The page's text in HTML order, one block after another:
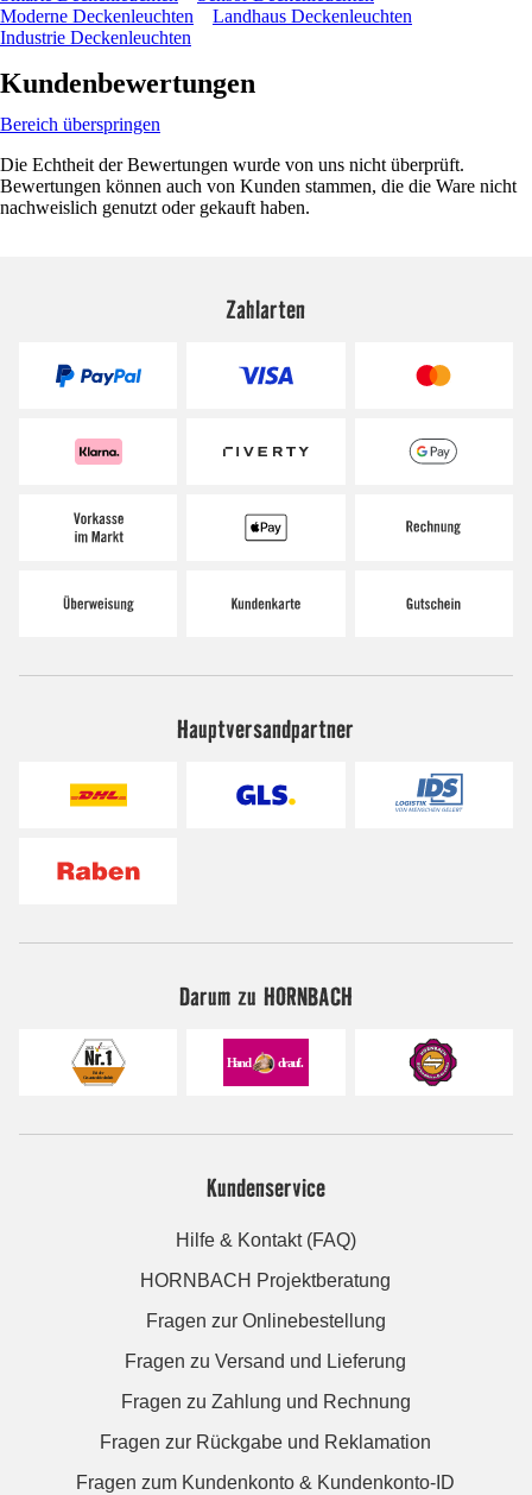
Moderne Deckenleuchten
Landhaus Deckenleuchten
Industrie Deckenleuchten
Kundenbewertungen
Bereich überspringen
Die Echtheit der Bewertungen wurde von uns nicht überprüft.
Bewertungen können auch von Kunden stammen, die die Ware nicht
nachweislich genutzt oder gekauft haben.
Zahlarten
Hauptversandpartner
Darum zu HORNBACH
Kundenservice
Hilfe & Kontakt (FAQ)
HORNBACH Projektberatung
Fragen zur Onlinebestellung
Fragen zu Versand und Lieferung
Fragen zu Zahlung und Rechnung
Fragen zur Rückgabe und Reklamation
Fragen zum Kundenkonto & Kundenkonto-ID